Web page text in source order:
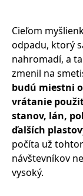
Cieľom
odpadu, ktorý
nahromadí, a
zmenil na
budú miestni
vrátanie
stanov, lán,
ďalších
počíta už
návštevníkov
vysoký.